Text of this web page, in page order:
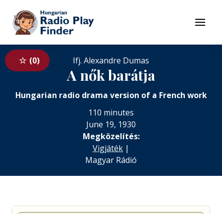
To contents
Menu
0 Ifj. Alexandre Dumas
A nők barátja
Hungarian radio drama version of a French work
110 minutes
June 19, 1930
Megközelítés:
Vigjáték |
Magyar Rádió